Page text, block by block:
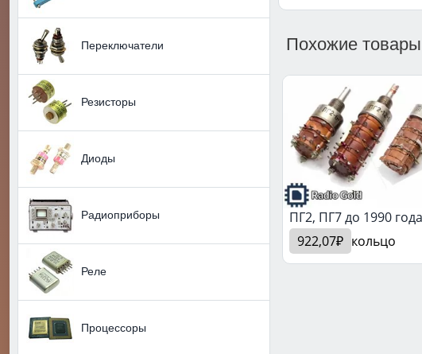
Переключатели
Резисторы
Диоды
Радиоприборы
Реле
Процессоры
Похожие товары
ПГ2, ПГ7 до 1990 года
922,07₽ кольцо